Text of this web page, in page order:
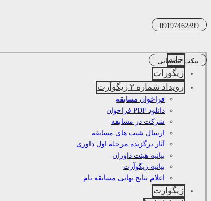
09197462399
تیکت پشتیبانی
خانه
زیگورات
رویداد شماره ۲ زیگوآرت
فراخوان مسابقه
دانلود PDF فراخوان
شرکت در مسابقه
ارسال شیت های مسابقه
آثار برگزیده مرحله اول داوری
بیانیه هیئت داوران
بیانیه زیگوآرت
اعلام نتایج نهایی مسابقه بام
زیگوآرت